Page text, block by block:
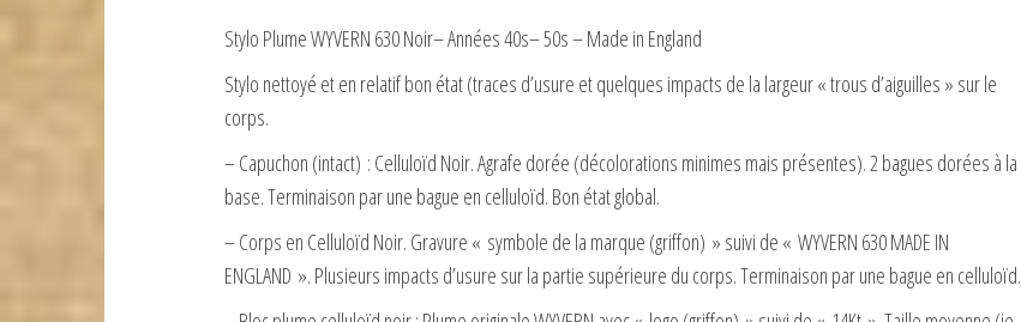
Stylo Plume WYVERN 630 Noir– Années 40s– 50s – Made in England
Stylo nettoyé et en relatif bon état (traces d’usure et quelques impacts de la largeur « trous d’aiguilles » sur le
corps.
– Capuchon (intact) : Celluloïd Noir. Agrafe dorée (décolorations minimes mais présentes). 2 bagues dorées à la
base. Terminaison par une bague en celluloïd. Bon état global.
– Corps en Celluloïd Noir. Gravure « symbole de la marque (griffon) » suivi de « WYVERN 630 MADE IN
ENGLAND ». Plusieurs impacts d’usure sur la partie supérieure du corps. Terminaison par une bague en celluloïd.